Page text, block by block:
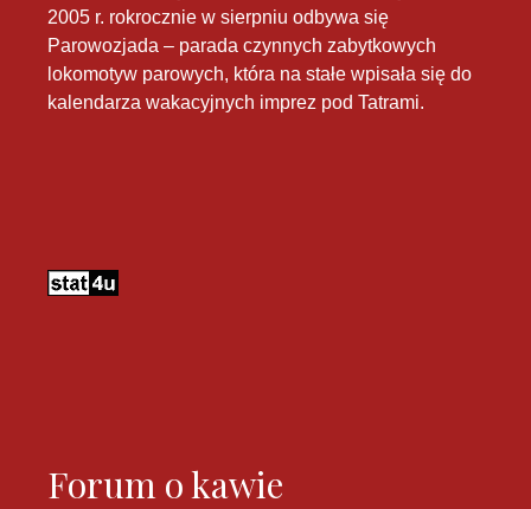
2005 r. rokrocznie w sierpniu odbywa się
Parowozjada – parada czynnych zabytkowych
lokomotyw parowych, która na stałe wpisała się do
kalendarza wakacyjnych imprez pod Tatrami.
Forum o kawie